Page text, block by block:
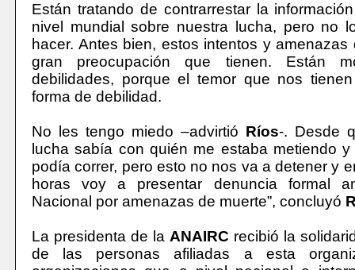
Están tratando de contrarrestar la
nivel mundial sobre nuestra lucha, pero no
hacer. Antes bien, estos intentos y amenazas
gran preocupación que tienen. Están
debilidades, porque el temor que nos
forma de debilidad.
No les tengo miedo –advirtió Ríos-. Desde
lucha sabía con quién me estaba metiendo
podía correr, pero esto no nos va a detener y
horas voy a presentar denuncia formal
Nacional por amenazas de muerte”, concluyó
La presidenta de la ANAIRC recibió la
de las personas afiliadas a esta